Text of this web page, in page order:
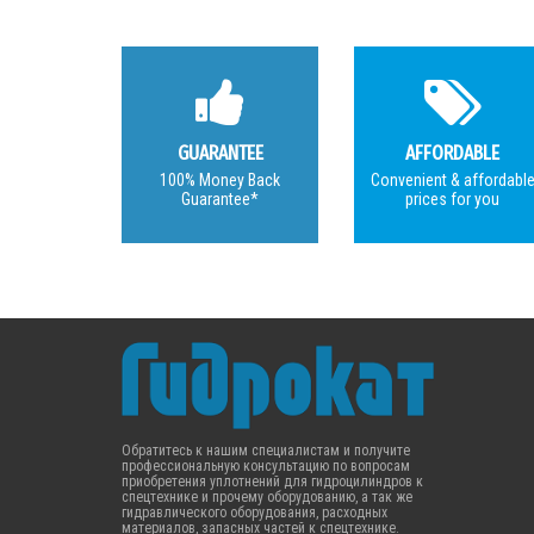
GUARANTEE
100% Money Back
Guarantee*
AFFORDABLE
Convenient & affordable
prices for you
Обратитесь к нашим специалистам и получите
профессиональную консультацию по вопросам
приобретения уплотнений для гидроцилиндров к
спецтехнике и прочему оборудованию, а так же
гидравлического оборудования, расходных
материалов, запасных частей к спецтехнике.